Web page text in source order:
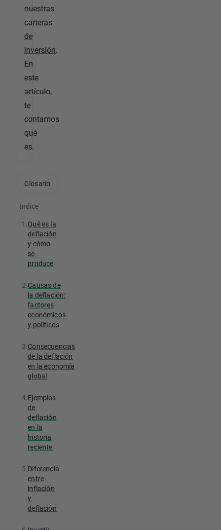
nuestras
carteras
de
inversión.
En
este
artículo,
te
contamos
qué
es.
Índice
1.Qué es la
deflación
y cómo
se
produce
2.Causas de
la deflación:
factores
económicos
y políticos
3.Consecuencias
de la deflación
en la economía
global
4.Ejemplos
de
deflación
en la
historia
reciente
5.Diferencia
entre
inflación
y
deflación
Glosario